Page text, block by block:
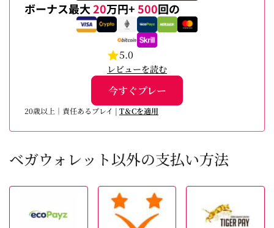
ボーナス最大20万円+500回の
5.0
レビューを読む
今すぐプレー
20歳以上｜責任あるプレイ | T＆Cを適用
ベガウォレット以外の支払い方法